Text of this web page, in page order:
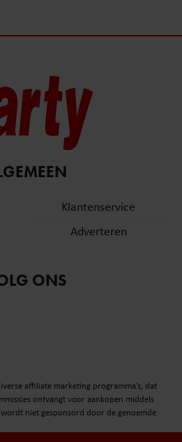
Klantenservice
Adverteren
ONS
affiliate marketing programma’s, dat
ontvangt voor aankopen middels
niet gesponsord door de genoemde